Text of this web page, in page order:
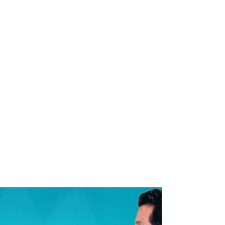
problema que tiene este grupo son los
nombres que podrían estar dentro de la
causa El segundo grupo es el Candy Ayuso,
quien no quiere soltar el poco poder que da
aún el PRI. La actual diputada apoya a Pedro